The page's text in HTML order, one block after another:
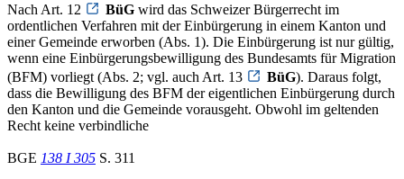
Nach Art. 12
BüG wird das Schweizer Bürgerrecht im
ordentlichen Verfahren mit der Einbürgerung in einem Kanton und
einer Gemeinde erworben (Abs. 1). Die Einbürgerung ist nur gültig,
wenn eine Einbürgerungsbewilligung des Bundesamts für Migration
(BFM) vorliegt (Abs. 2; vgl. auch Art. 13
BüG). Daraus folgt,
dass die Bewilligung des BFM der eigentlichen Einbürgerung durch
den Kanton und die Gemeinde vorausgeht. Obwohl im geltenden
Recht keine verbindliche
BGE 138 I 305 S. 311